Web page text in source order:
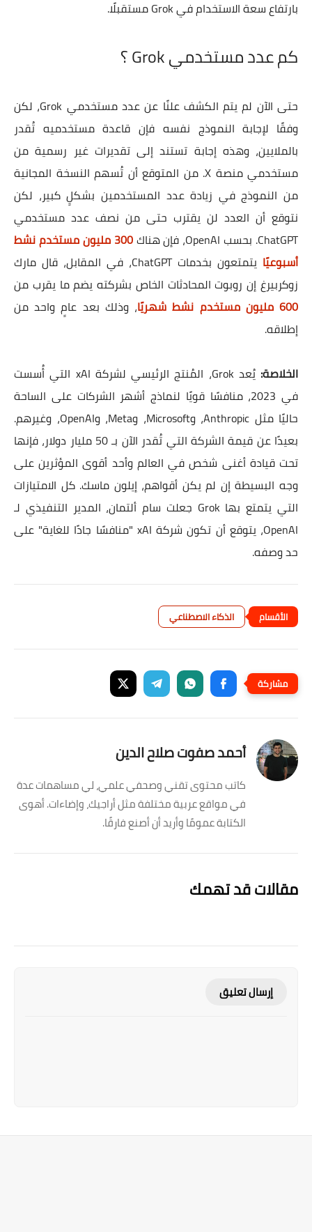
بارتفاع سعة الاستخدام في Grok مستقبلًا.
كم عدد مستخدمي Grok ؟
حتى الآن لم يتم الكشف علنًا عن عدد مستخدمي Grok، لكن
وفقًا لإجابة النموذج نفسه فإن قاعدة مستخدميه تُقدر
بالملايين، وهذه إجابة تستند إلى تقديرات غير رسمية من
مستخدمي منصة X. من المتوقع أن تُسهم النسخة المجانية
من النموذج في زيادة عدد المستخدمين بشكلٍ كبير، لكن
نتوقع أن العدد لن يقترب حتى من نصف عدد مستخدمي
ChatGPT. بحسب OpenAI، فإن هناك
300 مليون مستخدم نشط
أسبوعيًا
يتمتعون بخدمات ChatGPT، في المقابل، قال مارك
زوكربيرغ إن روبوت المحادثات الخاص بشركته يضم ما يقرب من
600 مليون مستخدم نشط شهريًا
، وذلك بعد عامٍ واحد من
إطلاقه.
الخلاصة:
يُعد Grok، المُنتج الرئيسي لشركة xAI التي أُسست
في 2023، منافسًا قويًا لنماذج أشهر الشركات على الساحة
حاليًا مثل Anthropic، وMicrosoft، وMeta، وOpenAI، وغيرهم.
بعيدًا عن قيمة الشركة التي تُقدر الآن بـ 50 مليار دولار، فإنها
تحت قيادة أغنى شخص في العالم وأحد أقوى المؤثرين على
وجه البسيطة إن لم يكن أقواهم، إيلون ماسك. كل الامتيازات
التي يتمتع بها Grok جعلت سام ألتمان، المدير التنفيذي لـ
OpenAI، يتوقع أن تكون شركة xAI "منافسًا جادًا للغاية" على
حد وصفه.
الذكاء الاصطناعي
أحمد صفوت صلاح الدين
كاتب محتوى تقني وصحفي علمي، لي مساهمات عدة
في مواقع عربية مختلفة مثل أراجيك، وإضاءات. أهوى
الكتابة عمومًا وأريد أن أصنع فارقًا.
مقالات قد تهمك
إرسال تعليق